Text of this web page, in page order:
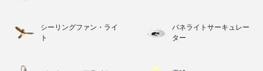
シーリングファン・ライ
ト
パネライトサーキュレー
ター